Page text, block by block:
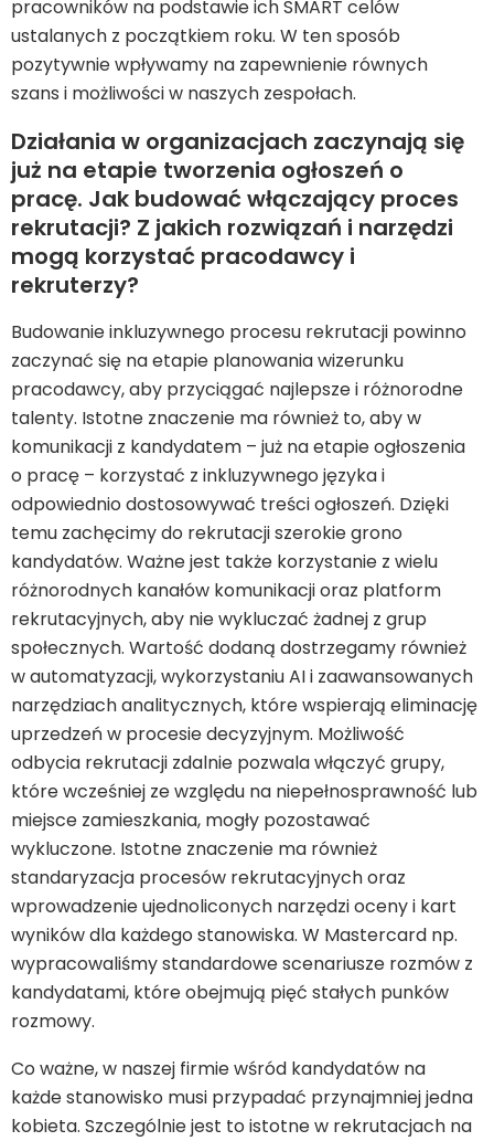
pracowników na podstawie ich SMART celów
ustalanych z początkiem roku. W ten sposób
pozytywnie wpływamy na zapewnienie równych
szans i możliwości w naszych zespołach.
Działania w organizacjach zaczynają się
już na etapie tworzenia ogłoszeń o
pracę. Jak budować włączający proces
rekrutacji? Z jakich rozwiązań i narzędzi
mogą korzystać pracodawcy i
rekruterzy?
Budowanie inkluzywnego procesu rekrutacji powinno
zaczynać się na etapie planowania wizerunku
pracodawcy, aby przyciągać najlepsze i różnorodne
talenty. Istotne znaczenie ma również to, aby w
komunikacji z kandydatem – już na etapie ogłoszenia
o pracę – korzystać z inkluzywnego języka i
odpowiednio dostosowywać treści ogłoszeń. Dzięki
temu zachęcimy do rekrutacji szerokie grono
kandydatów. Ważne jest także korzystanie z wielu
różnorodnych kanałów komunikacji oraz platform
rekrutacyjnych, aby nie wykluczać żadnej z grup
społecznych. Wartość dodaną dostrzegamy również
w automatyzacji, wykorzystaniu AI i zaawansowanych
narzędziach analitycznych, które wspierają eliminację
uprzedzeń w procesie decyzyjnym. Możliwość
odbycia rekrutacji zdalnie pozwala włączyć grupy,
które wcześniej ze względu na niepełnosprawność lub
miejsce zamieszkania, mogły pozostawać
wykluczone. Istotne znaczenie ma również
standaryzacja procesów rekrutacyjnych oraz
wprowadzenie ujednoliconych narzędzi oceny i kart
wyników dla każdego stanowiska. W Mastercard np.
wypracowaliśmy standardowe scenariusze rozmów z
kandydatami, które obejmują pięć stałych punków
rozmowy.
Co ważne, w naszej firmie wśród kandydatów na
każde stanowisko musi przypadać przynajmniej jedna
kobieta. Szczególnie jest to istotne w rekrutacjach na